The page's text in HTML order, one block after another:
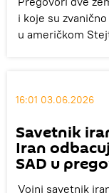
i koje su
u američkom
16:01 03.06.2026
Savetnik
Iran
SAD u
Vojni savetnik